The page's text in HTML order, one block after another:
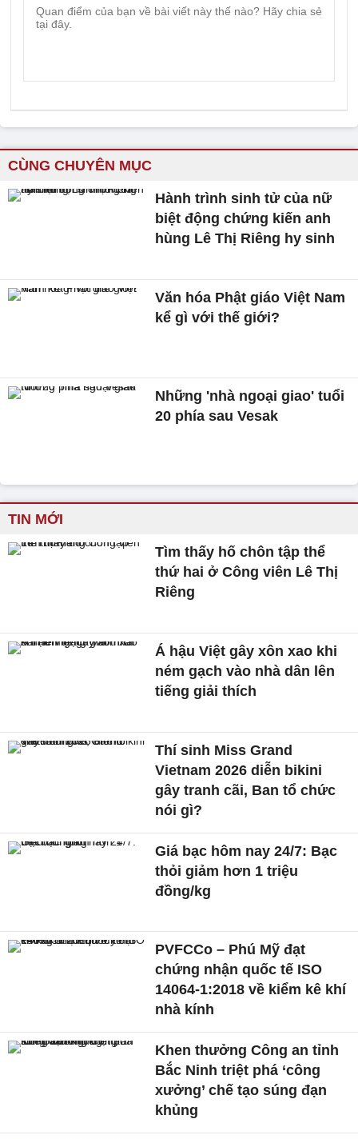
CÙNG CHUYÊN MỤC
Hành trình sinh tử của nữ
biệt động chứng kiến anh
hùng Lê Thị Riêng hy sinh
Văn hóa Phật giáo Việt Nam
kể gì với thế giới?
Những 'nhà ngoại giao' tuổi
20 phía sau Vesak
TIN MỚI
Tìm thấy hố chôn tập thể
thứ hai ở Công viên Lê Thị
Riêng
Á hậu Việt gây xôn xao khi
ném gạch vào nhà dân lên
tiếng giải thích
Thí sinh Miss Grand
Vietnam 2026 diễn bikini
gây tranh cãi, Ban tổ chức
nói gì?
Giá bạc hôm nay 24/7: Bạc
thỏi giảm hơn 1 triệu
đồng/kg
PVFCCo – Phú Mỹ đạt
chứng nhận quốc tế ISO
14064-1:2018 về kiểm kê khí
nhà kính
Khen thưởng Công an tỉnh
Bắc Ninh triệt phá ‘công
xưởng’ chế tạo súng đạn
khủng